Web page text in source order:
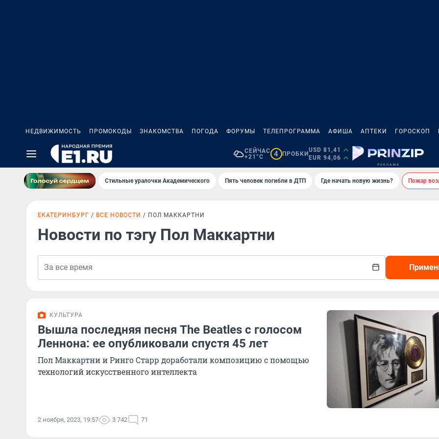
НЕДВИЖИМОСТЬ ПРОМОКОДЫ ЗНАКОМСТВА ПОГОДА ФОРУМЫ ТЕЛЕПРОГРАММА АФИША АПТЕКИ ГОРОСКОП
СЕЙЧАС
+21°C
4 ПРОБКИ
USD 81,41
EUR 94,06
Стильные уралочки Академического Пять человек погибли в ДТП Где начать новую жизнь? Пожар
ЕКАТЕРИНБУРГ ВСЕ НОВОСТИ ПОЛ МАККАРТНИ
Новости по тэгу Пол Маккартни
КУЛЬТУРА
Вышла последняя песня The Beatles с голосом
Леннона: ее опубликовали спустя 45 лет
Пол Маккартни и Ринго Старр доработали композицию с помощью
технологий искусственного интеллекта
2 ноября, 2023, 19:57 3 742 71